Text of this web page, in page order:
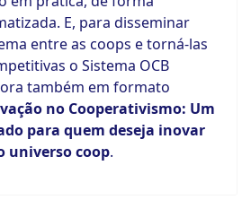
E, para disseminar
entre as coops e torná-las
o Sistema OCB
também em formato
no Cooperativismo: Um
para quem deseja inovar
universo coop.